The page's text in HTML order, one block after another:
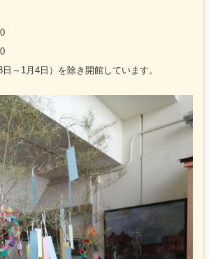
～1月4日）を除き開館しています。